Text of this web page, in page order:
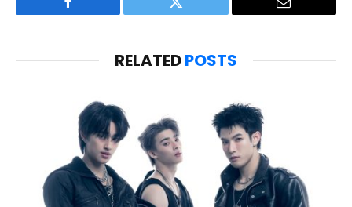
Facebook Twitter Email
RELATEDPOSTS